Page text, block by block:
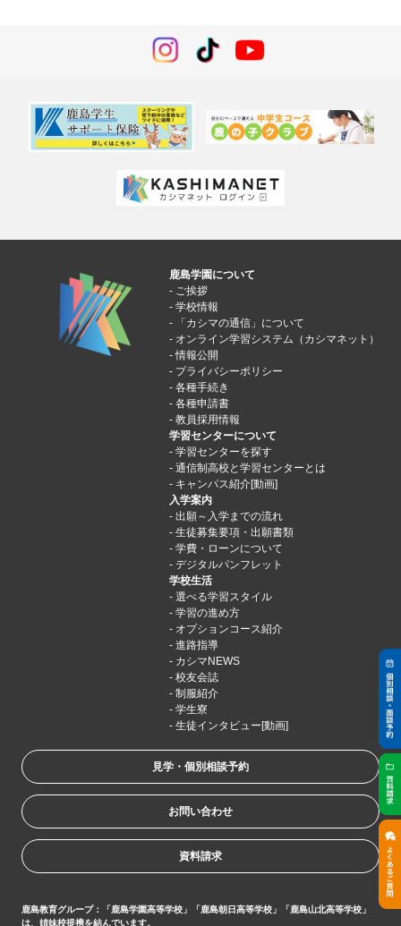
鹿島学園について
ご挨拶
学校情報
「カシマの通信」について
オンライン学習システム（カシマネット）
情報公開
プライバシーポリシー
各種手続き
各種申請書
教員採用情報
学習センターについて
学習センターを探す
通信制高校と学習センターとは
キャンパス紹介[動画]
入学案内
出願～入学までの流れ
生徒募集要項・出願書類
学費・ローンについて
デジタルパンフレット
学校生活
選べる学習スタイル
学習の進め方
オプションコース紹介
進路指導
カシマNEWS
校友会誌
制服紹介
学生寮
生徒インタビュー[動画]
見学・個別相談予約
お問い合わせ
資料請求
鹿島教育グループ：「鹿島学園高等学校」「鹿島朝日高等学校」「鹿島山北高等学校」
は、姉妹校提携を結んでいます。